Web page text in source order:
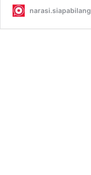
narasi.siapabilang